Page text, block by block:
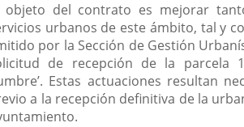
objeto del contrato es mejorar
urbanos de este ámbito, tal y
por la Sección de Gestión
de recepción de la parcela
Estas actuaciones resultan
a la recepción definitiva de la